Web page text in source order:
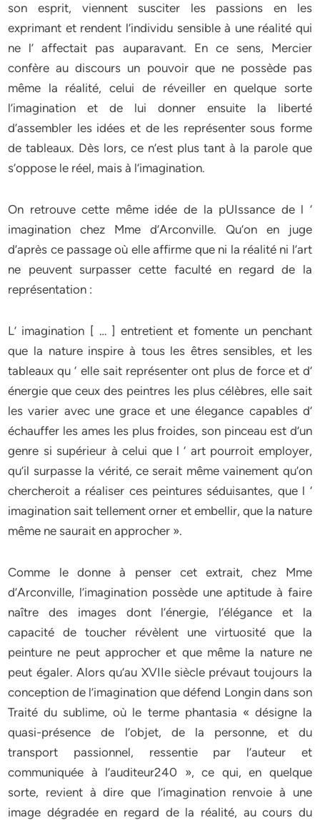
son esprit, viennent susciter les passions en les
exprimant et rendent l’individu sensible à une réalité qui
ne l’ affectait pas auparavant. En ce sens, Mercier
confère au discours un pouvoir que ne possède pas
même la réalité, celui de réveiller en quelque sorte
l’imagination et de lui donner ensuite la liberté
d’assembler les idées et de les représenter sous forme
de tableaux. Dès lors, ce n’est plus tant à la parole que
s’oppose le réel, mais à l’imagination.
On retrouve cette même idée de la pUIssance de l ‘
imagination chez Mme d’Arconville. Qu’on en juge
d’après ce passage où elle affirme que ni la réalité ni l’art
ne peuvent surpasser cette faculté en regard de la
représentation :
L’ imagination [ … ] entretient et fomente un penchant
que la nature inspire à tous les êtres sensibles, et les
tableaux qu ‘ elle sait représenter ont plus de force et d’
énergie que ceux des peintres les plus célèbres, elle sait
les varier avec une grace et une élegance capables d’
échauffer les ames les plus froides, son pinceau est d’un
genre si supérieur à celui que l ‘ art pourroit employer,
qu’il surpasse la vérité, ce serait même vainement qu’on
chercheroit a réaliser ces peintures séduisantes, que l ‘
imagination sait tellement orner et embellir, que la nature
même ne saurait en approcher ».
Comme le donne à penser cet extrait, chez Mme
d’Arconville, l’imagination possède une aptitude à faire
naître des images dont l’énergie, l’élégance et la
capacité de toucher révèlent une virtuosité que la
peinture ne peut approcher et que même la nature ne
peut égaler. Alors qu’au XVIIe siècle prévaut toujours la
conception de l’imagination que défend Longin dans son
Traité du sublime, où le terme phantasia « désigne la
quasi-présence de l’objet, de la personne, et du
transport passionnel, ressentie par l’auteur et
communiquée à l’auditeur240 », ce qui, en quelque
sorte, revient à dire que l’imagination renvoie à une
image dégradée en regard de la réalité, au cours du